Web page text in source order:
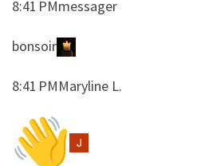
8:41 PMmessager
​​bonsoir
8:41 PMMaryline L.